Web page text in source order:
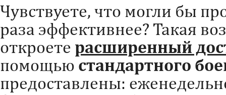
Чувствуете, что могли бы
раза эффективнее? Такая
откроете расширенный
помощью стандартного
предоставлены: